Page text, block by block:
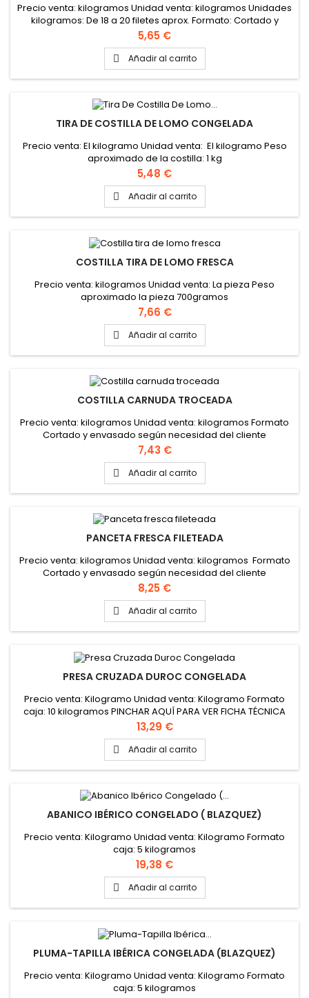
Precio venta: kilogramos Unidad venta: kilogramos Unidades
kilogramos: De 18 a 20 filetes aprox. Formato: Cortado y
envasado según necesidad del cliente
Precio
5,65 €
 Añadir al carrito
TIRA DE COSTILLA DE LOMO CONGELADA
Precio venta: El kilogramo Unidad venta: El kilogramo Peso
aproximado de la costilla: 1 kg
Precio
5,48 €
 Añadir al carrito
COSTILLA TIRA DE LOMO FRESCA
Precio venta: kilogramos Unidad venta: La pieza Peso
aproximado la pieza 700gramos
Precio
7,66 €
 Añadir al carrito
COSTILLA CARNUDA TROCEADA
Precio venta: kilogramos Unidad venta: kilogramos Formato
Cortado y envasado según necesidad del cliente
Precio
7,43 €
 Añadir al carrito
PANCETA FRESCA FILETEADA
Precio venta: kilogramos Unidad venta: kilogramos Formato
Cortado y envasado según necesidad del cliente
Precio
8,25 €
 Añadir al carrito
PRESA CRUZADA DUROC CONGELADA
Precio venta: Kilogramo Unidad venta: Kilogramo Formato
caja: 10 kilogramos PINCHAR AQUÍ PARA VER FICHA TÉCNICA
Precio
13,29 €
 Añadir al carrito
ABANICO IBÉRICO CONGELADO ( BLAZQUEZ)
Precio venta: Kilogramo Unidad venta: Kilogramo Formato
caja: 5 kilogramos
Precio
19,38 €
 Añadir al carrito
PLUMA-TAPILLA IBÉRICA CONGELADA (BLAZQUEZ)
Precio venta: Kilogramo Unidad venta: Kilogramo Formato
caja: 5 kilogramos